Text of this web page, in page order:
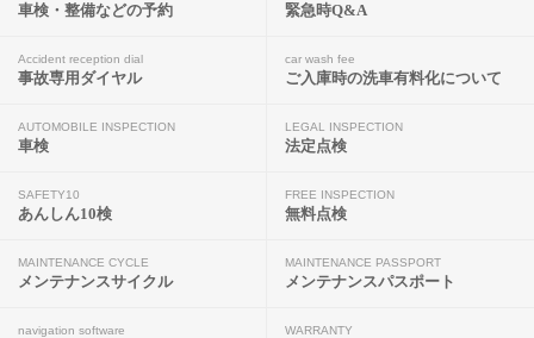
車検・整備などの予約 緊急時Q&A
Accident reception dial
事故専用ダイヤル
car wash fee
ご入庫時の洗車有料化について
AUTOMOBILE INSPECTION
車検
LEGAL INSPECTION
法定点検
SAFETY10
あんしん10検
FREE INSPECTION
無料点検
MAINTENANCE CYCLE
メンテナンスサイクル
MAINTENANCE PASSPORT
メンテナンスパスポート
navigation software WARRANTY